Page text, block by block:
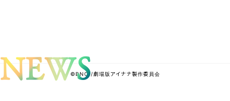
NEWS©BNOI/劇場版アイナナ製作委員会